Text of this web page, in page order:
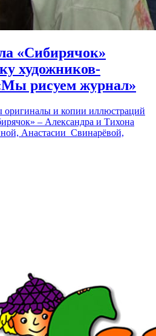
«Сибирячок»
художников-
рисуем журнал»
оригиналы и копии иллюстраций
– Александра и Тихона
Анастасии Свинарёвой,